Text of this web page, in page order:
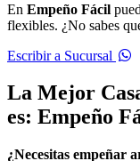
En Empeño Fácil
flexibles. ¿No sabes
Escribir a Sucursal
La Mejor
es: Empeño
¿Necesitas empeñar